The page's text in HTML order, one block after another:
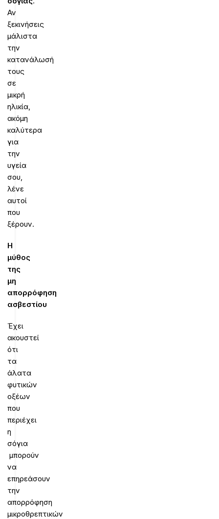
Αν
ξεκινήσεις
μάλιστα
την
κατανάλωσή
τους
σε
μικρή
ηλικία,
ακόμη
καλύτερα
για
την
υγεία
σου,
λένε
αυτοί
που
ξέρουν.
Η
μύθος
της
μη
απορρόφηση
ασβεστίου
Έχει
ακουστεί
ότι
τα
άλατα
φυτικών
οξέων
που
περιέχει
η
σόγια
μπορούν
να
επηρεάσουν
την
απορρόφηση
μικροθρεπτικών